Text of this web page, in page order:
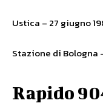
Ustica – 27 giugno
Stazione di Bologna
Rapido